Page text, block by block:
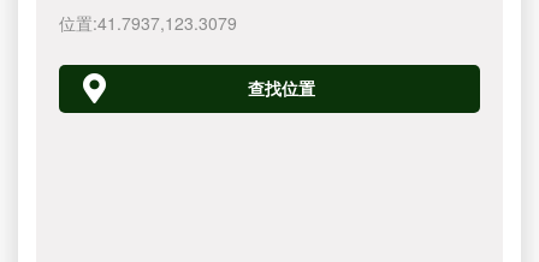
位置:41.7937,123.3080
查找位置